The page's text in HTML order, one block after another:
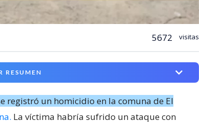
5672 visitas
RESUMEN
registró un homicidio en la comuna de El
La víctima habría sufrido un ataque con